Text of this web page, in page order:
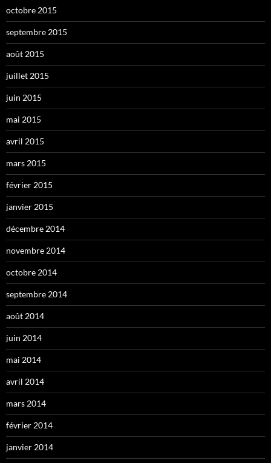
octobre 2015
septembre 2015
août 2015
juillet 2015
juin 2015
mai 2015
avril 2015
mars 2015
février 2015
janvier 2015
décembre 2014
novembre 2014
octobre 2014
septembre 2014
août 2014
juin 2014
mai 2014
avril 2014
mars 2014
février 2014
janvier 2014